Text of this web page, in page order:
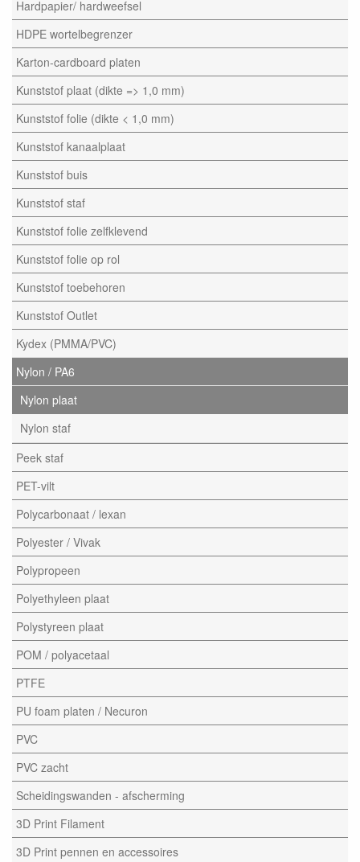
Hardpapier/ hardweefsel
HDPE wortelbegrenzer
Karton-cardboard platen
Kunststof plaat (dikte => 1,0 mm)
Kunststof folie (dikte < 1,0 mm)
Kunststof kanaalplaat
Kunststof buis
Kunststof staf
Kunststof folie zelfklevend
Kunststof folie op rol
Kunststof toebehoren
Kunststof Outlet
Kydex (PMMA/PVC)
Nylon / PA6
Nylon plaat
Nylon staf
Peek staf
PET-vilt
Polycarbonaat / lexan
Polyester / Vivak
Polypropeen
Polyethyleen plaat
Polystyreen plaat
POM / polyacetaal
PTFE
PU foam platen / Necuron
PVC
PVC zacht
Scheidingswanden - afscherming
3D Print Filament
3D Print pennen en accessoires